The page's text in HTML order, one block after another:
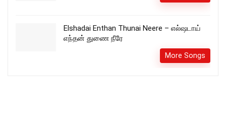
Elshadai Enthan Thunai Neere – எல்ஷடாய்
எந்தன் துணை நீரே
More Songs